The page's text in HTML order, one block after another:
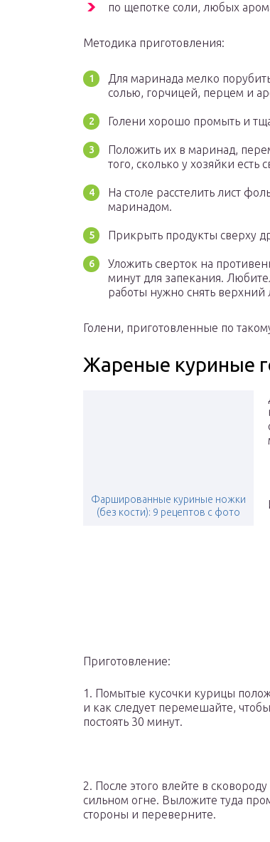
по щепотке соли, любых
Методика приготовления:
Для маринада мелко
солью, горчицей, перцем и
Голени хорошо промыть и
Положить их в маринад,
того, сколько у хозяйки есть
На столе расстелить лист
маринадом.
Прикрыть продукты сверху
Уложить сверток на
минут для запекания.
работы нужно снять верхний
Голени, приготовленные по
Жареные куриные
Фаршированные куриные ножки
(без кости): 9 рецептов с фото
Приготовление:
1. Помытые кусочки курицы
и как следует перемешайте,
постоять 30 минут.
2. После этого влейте в
сильном огне. Выложите туда
стороны и переверните.